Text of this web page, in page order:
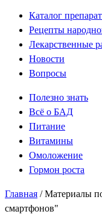
Каталог
Рецепты
Лекарственные
Новости
Вопросы
Полезно знать
Всё о БАД
Питание
Витамины
Омоложение
Гормон роста
Главная / Материалы
смартфонов"